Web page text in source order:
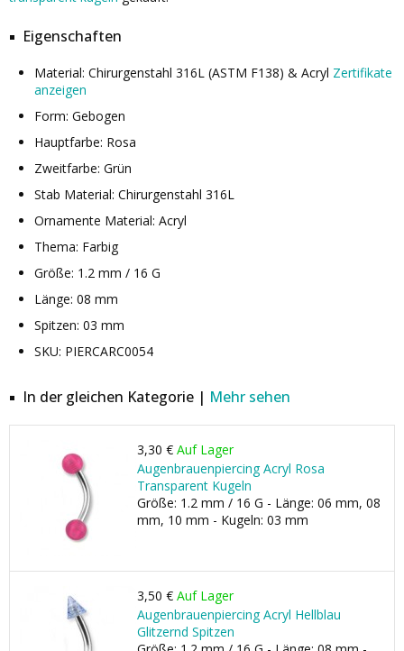
Eigenschaften
Material: Chirurgenstahl 316L (ASTM F138) & Acryl Zertifikate
anzeigen
Form: Gebogen
Hauptfarbe: Rosa
Zweitfarbe: Grün
Stab Material: Chirurgenstahl 316L
Ornamente Material: Acryl
Thema: Farbig
Größe: 1.2 mm / 16 G
Länge: 08 mm
Spitzen: 03 mm
SKU: PIERCARC0054
In der gleichen Kategorie | Mehr sehen
3,30 € Auf Lager
Augenbrauenpiercing Acryl Rosa
Transparent Kugeln
Größe: 1.2 mm / 16 G - Länge: 06 mm, 08
mm, 10 mm - Kugeln: 03 mm
3,50 € Auf Lager
Augenbrauenpiercing Acryl Hellblau
Glitzernd Spitzen